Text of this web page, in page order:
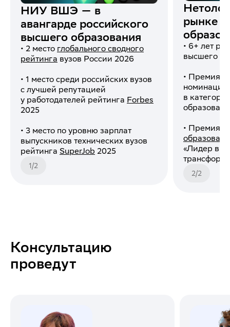
НИУ ВШЭ — в
авангарде российского
высшего образования
• 2 место глобального сводного
рейтинга вузов России 2026
• 1 место среди российских вузов
с лучшей репутацией
у работодателей рейтинга Forbes
2025
• 3 место по уровню зарплат
выпускников технических вузов
рейтинга SuperJob 2025
1/2
рынке
• 6+ лет
высшего
• Премия «
номинация
в
• Премия «
«Лидер в
2/2
Консультацию
проведут